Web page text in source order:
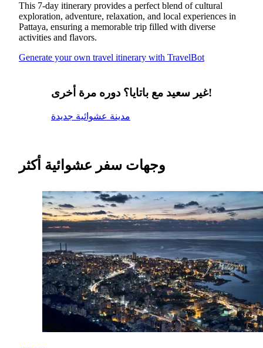
This 7-day itinerary provides a perfect blend of cultural
exploration, adventure, relaxation, and local experiences in
Pattaya, ensuring a memorable trip filled with diverse
activities and flavors.
Generate your own travel itinerary with TravelBot
غير سعيد مع باتايا؟ دوره مرة أخرى!
مدينة عشوائية جديدة
وجهات سفر عشوائية أكثر